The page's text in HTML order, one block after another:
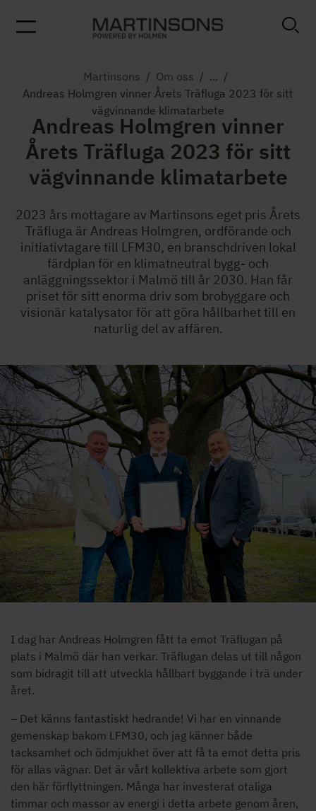
Martinsons / Om oss / ... /
Andreas Holmgren vinner Årets Träfluga 2023 för sitt
vägvinnande klimatarbete
Andreas Holmgren vinner
Årets Träfluga 2023 för sitt
vägvinnande klimatarbete
2023 års mottagare av Martinsons eget pris Årets
Träfluga är Andreas Holmgren, ordförande och
initiativtagare till LFM30, en branschdriven lokal
färdplan för en klimatneutral bygg- och
anläggningssektor i Malmö till år 2030. Han får
priset för sitt enorma driv som brobyggare och
visionär katalysator för att göra hållbarhet till en
naturlig del av affären.
I dag har Andreas Holmgren fått ta emot Träflugan på
plats i Malmö där han verkar. Träflugan delas ut till någon
som bidragit till att utveckla hållbart byggande i trä under
året.
– Det känns fantastiskt hedrande! Vi har en vinnande
gemenskap bakom LFM30, och jag känner både
tacksamhet och ödmjukhet över att få ta emot detta pris
för allas vägnar. Det är vårt kollektiva arbete som gjort
den här förflyttningen. Många har investerat otaliga
timmar och massor av energi i detta arbete genom åren,